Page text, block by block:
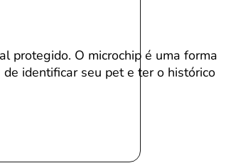
protegido. O microchip é uma forma
identificar seu pet e ter o histórico